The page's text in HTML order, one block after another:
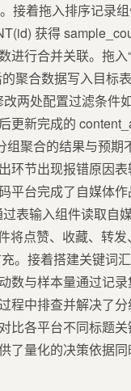
接着拖入排序记录
获得
行合并关联。拖入
聚合数据写入目标
两处配置过滤条件
更新完成的
聚合的结果与预期
环节出现报错原因
平台完成了自媒体
表输入组件读取自
将点赞、收藏、转
。接着搭建关键词
数与样本量通过记
程中排查并解决了
比各平台不同标题
了量化的决策依据